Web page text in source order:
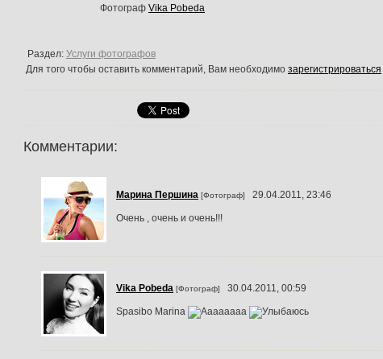
Фотограф Vika Pobeda
Раздел: Услуги фотографов
Для того чтобы оставить комментарий, Вам необходимо зарегистрироваться
Комментарии:
Марина Першина [Фотограф] 29.04.2011, 23:46
Очень , очень и очень!!!
Vika Pobeda [Фотограф] 30.04.2011, 00:59
Spasibo Marina